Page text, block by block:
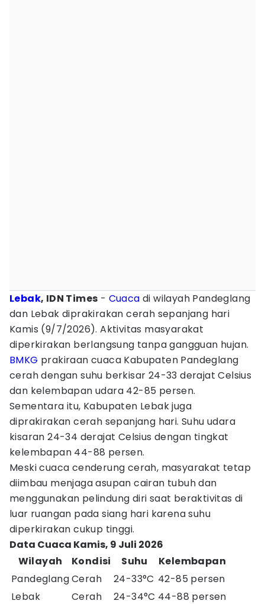
Lebak, IDN Times - Cuaca di wilayah Pandeglang
dan Lebak diprakirakan cerah sepanjang hari
Kamis (9/7/2026). Aktivitas masyarakat
diperkirakan berlangsung tanpa gangguan hujan.
BMKG prakiraan cuaca Kabupaten Pandeglang
cerah dengan suhu berkisar 24-33 derajat Celsius
dan kelembapan udara 42-85 persen.
Sementara itu, Kabupaten Lebak juga
diprakirakan cerah sepanjang hari. Suhu udara
kisaran 24-34 derajat Celsius dengan tingkat
kelembapan 44-88 persen.
Meski cuaca cenderung cerah, masyarakat tetap
diimbau menjaga asupan cairan tubuh dan
menggunakan pelindung diri saat beraktivitas di
luar ruangan pada siang hari karena suhu
diperkirakan cukup tinggi.
Data Cuaca Kamis, 9 Juli 2026
Wilayah
Kondisi Suhu
Kelembapan
PandeglangCerah 24-33°C 42-85 persen
Lebak
Cerah 24-34°C 44-88 persen